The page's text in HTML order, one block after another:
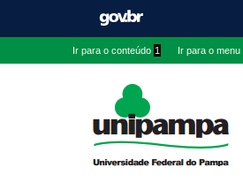
Ir para o conteúdo 1 Ir para o menu